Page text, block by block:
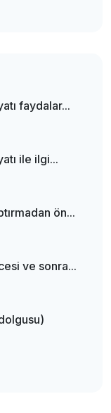
faydalar...
ile ilgi...
ön...
ve sonra...